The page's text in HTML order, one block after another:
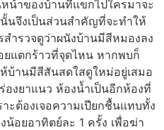
น้าของบ้านที่แขกไปใครมาจะ
นจึงเป็นส่วนสำคัญที่จะทำให้
ำรวจดูว่าผนังบ้านมีสีหมองลง
แตกร้าวที่จุดไหน หากพบก็
บ้านมีสีสันสดใสดูใหม่อยู่เสมอ
งยาแนว ห้องน้ำเป็นอีกห้องที่
ะต้องเจอความเปียกชื้นแทบทั้ง
น้อยอาทิตย์ละ 1 ครั้ง เพื่อฆ่า